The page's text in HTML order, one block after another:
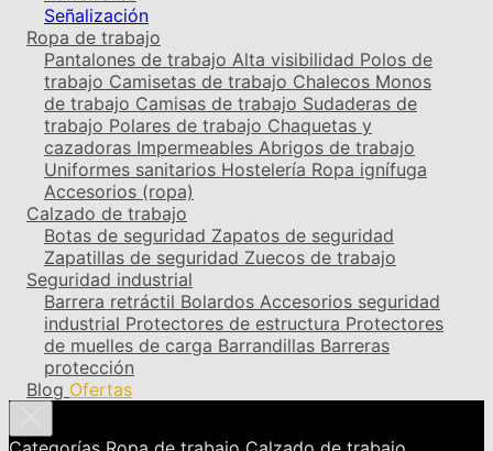
Señalización
Ropa de trabajo
Pantalones de trabajo Alta visibilidad Polos de
trabajo Camisetas de trabajo Chalecos Monos
de trabajo Camisas de trabajo Sudaderas de
trabajo Polares de trabajo Chaquetas y
cazadoras Impermeables Abrigos de trabajo
Uniformes sanitarios Hostelería Ropa ignífuga
Accesorios (ropa)
Calzado de trabajo
Botas de seguridad Zapatos de seguridad
Zapatillas de seguridad Zuecos de trabajo
Seguridad industrial
Barrera retráctil Bolardos Accesorios seguridad
industrial Protectores de estructura Protectores
de muelles de carga Barrandillas Barreras
protección
Blog Ofertas